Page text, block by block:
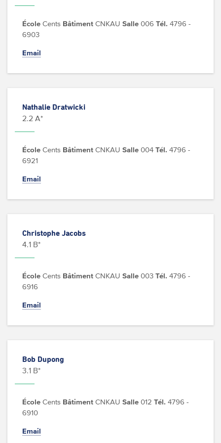
École Cents Bâtiment CNKAU Salle 006 Tél. 4796 -
6903
Email
Nathalie Dratwicki
2.2 A*
École Cents Bâtiment CNKAU Salle 004 Tél. 4796 -
6921
Email
Christophe Jacobs
4.1 B*
École Cents Bâtiment CNKAU Salle 003 Tél. 4796 -
6916
Email
Bob Dupong
3.1 B*
École Cents Bâtiment CNKAU Salle 012 Tél. 4796 -
6910
Email